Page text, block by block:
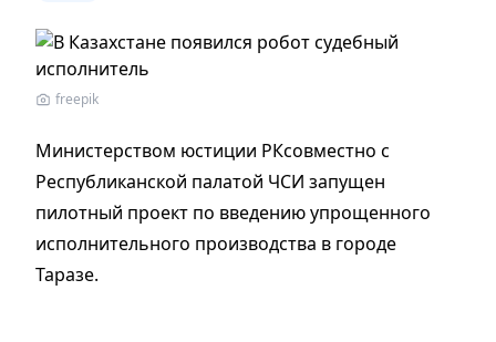
freepik
Министерством юстиции РКсовместно с
Республиканской палатой ЧСИ запущен
пилотный проект по введению упрощенного
исполнительного производства в городе
Таразе.